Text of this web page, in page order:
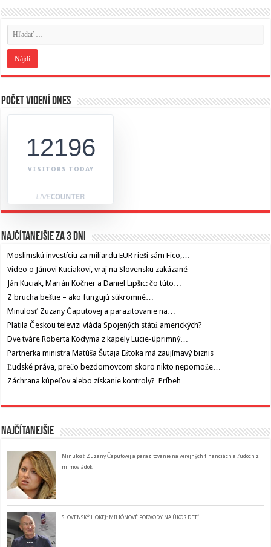
Počet videní dnes
12196
VISITORS TODAY
Najčítanejšie za 3 dni
Moslimskú investíciu za miliardu EUR rieši sám Fico,…
Video o Jánovi Kuciakovi, vraj na Slovensku zakázané
Ján Kuciak, Marián Kočner a Daniel Lipšic: čo túto…
Z brucha beštie – ako fungujú súkromné…
Minulosť Zuzany Čaputovej a parazitovanie na…
Platila Českou televizi vláda Spojených států amerických?
Dve tváre Roberta Kodyma z kapely Lucie-úprimný…
Partnerka ministra Matúša Šutaja Eštoka má zaujímavý biznis
Ľudské práva, prečo bezdomovcom skoro nikto nepomože…
Záchrana kúpeľov alebo získanie kontroly? Príbeh…
Najčítanejšie
Minulosť Zuzany Čaputovej a parazitovanie na verejných financiách a ľudoch z
mimovládok
SLOVENSKÝ HOKEJ: MILIÓNOVÉ PODVODY NA ÚKOR DETÍ